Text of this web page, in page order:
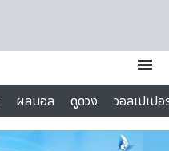
menu
ผลบอล ดูดวง
วอลเปเป